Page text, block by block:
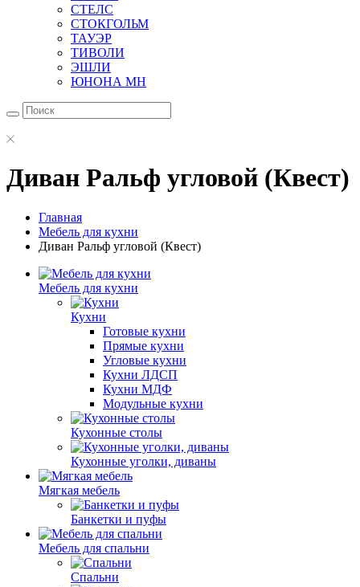
СТЕЛС
СТОКГОЛЬМ
ТАУЭР
ТИВОЛИ
ЭШЛИ
ЮНОНА МН
Диван Ральф угловой (Квест)
Главная
Мебель для кухни
Диван Ральф угловой (Квест)
Мебель для кухни
Кухни
Готовые кухни
Прямые кухни
Угловые кухни
Кухни ЛДСП
Кухни МДФ
Модульные кухни
Кухонные столы
Кухонные уголки, диваны
Мягкая мебель
Банкетки и пуфы
Мебель для спальни
Спальни